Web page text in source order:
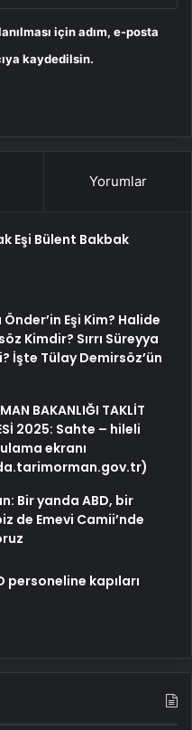
için adım, e-posta
kaydedilsin.
Yorumlar
Eşi Bülent Bakbak
Önder’in Eşi Kim? Halide
Kimdir? Sırrı Süreyya
İşte Tülay Demirsöz’ün
BAKANLIĞI TAKLİT
2025: Sahte – hileli
ekranı
Bir yanda ABD, bir
de Emevi Camii’nde
personeline kapıları